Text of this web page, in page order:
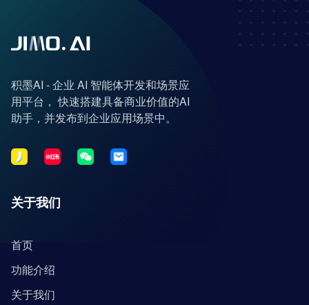
积墨AI - 企业 AI 智能体开发和场景应
用平台， 快速搭建具备商业价值的AI
助手，并发布到企业应用场景中。
关于我们
首页
功能介绍
关于我们